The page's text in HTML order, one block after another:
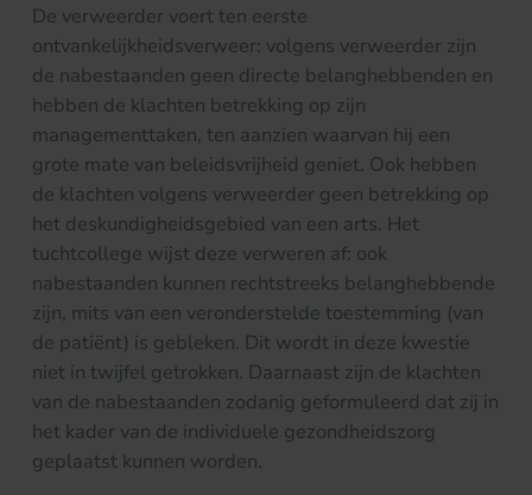
De verweerder voert ten eerste
ontvankelijkheidsverweer: volgens verweerder zijn
de nabestaanden geen directe belanghebbenden en
hebben de klachten betrekking op zijn
managementtaken, ten aanzien waarvan hij een
grote mate van beleidsvrijheid geniet. Ook hebben
de klachten volgens verweerder geen betrekking op
het deskundigheidsgebied van een arts. Het
tuchtcollege wijst deze verweren af: ook
nabestaanden kunnen rechtstreeks belanghebbende
zijn, mits van een veronderstelde toestemming (van
de patiënt) is gebleken. Dit wordt in deze kwestie
niet in twijfel getrokken. Daarnaast zijn de klachten
van de nabestaanden zodanig geformuleerd dat zij in
het kader van de individuele gezondheidszorg
geplaatst kunnen worden.